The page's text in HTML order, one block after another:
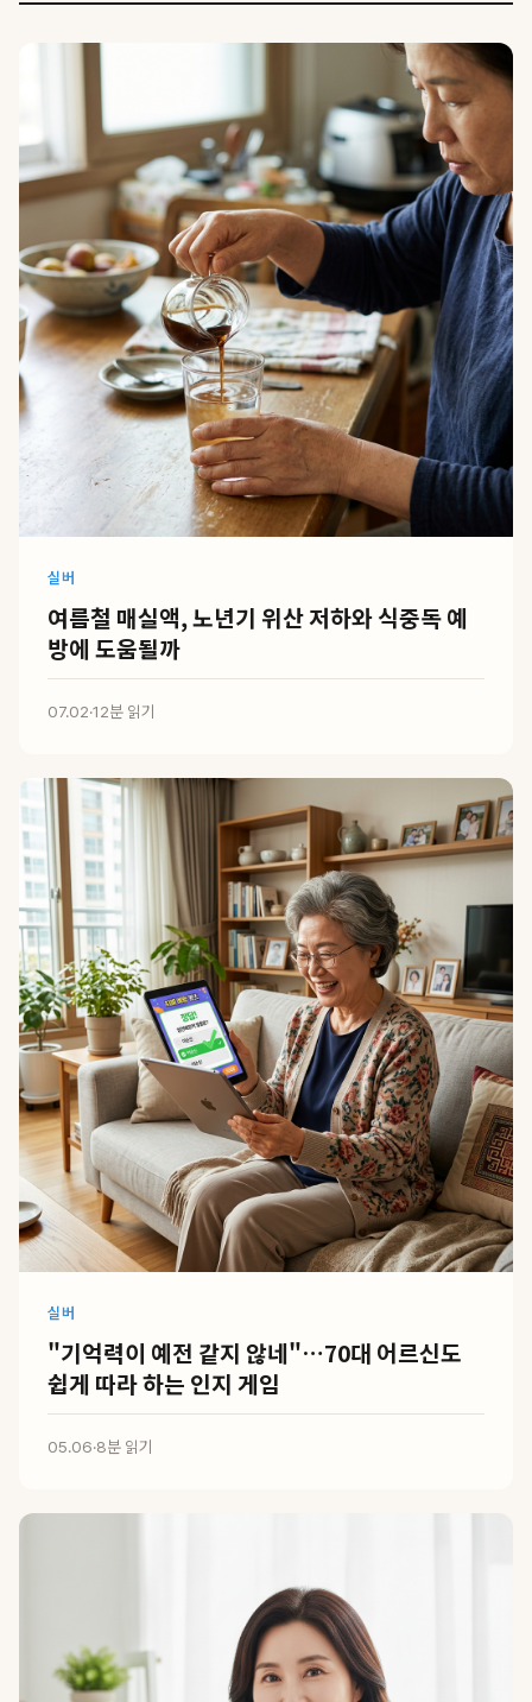
실버
여름철 매실액, 노년기 위산 저하와 식중독 예
방에 도움될까
07.02·12분 읽기
실버
"기억력이 예전 같지 않네"…70대 어르신도
쉽게 따라 하는 인지 게임
05.06·8분 읽기